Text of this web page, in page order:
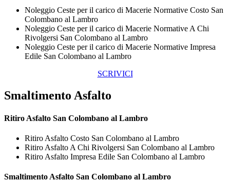
Noleggio Ceste per il carico di Macerie Normative Costo San
Colombano al Lambro
Noleggio Ceste per il carico di Macerie Normative A Chi
Rivolgersi San Colombano al Lambro
Noleggio Ceste per il carico di Macerie Normative Impresa
Edile San Colombano al Lambro
SCRIVICI
Smaltimento Asfalto
Ritiro Asfalto San Colombano al Lambro
Ritiro Asfalto Costo San Colombano al Lambro
Ritiro Asfalto A Chi Rivolgersi San Colombano al Lambro
Ritiro Asfalto Impresa Edile San Colombano al Lambro
Smaltimento Asfalto San Colombano al Lambro